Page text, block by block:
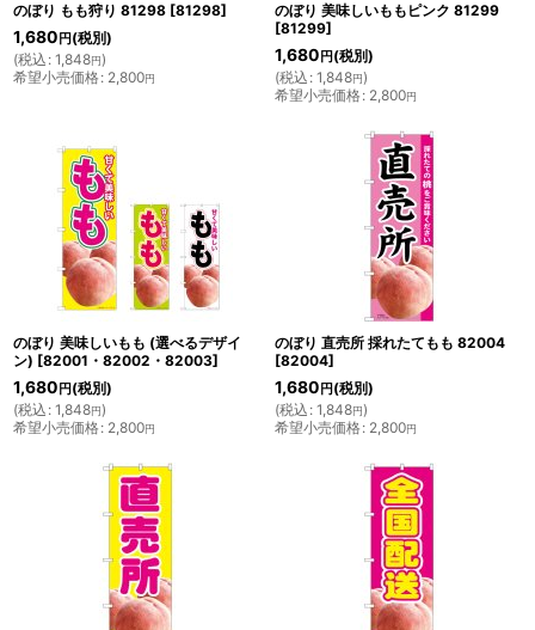
のぼり もも狩り 81298 [81298]
1,680 円 (税別)
(税込 : 1,848円)
希望小売価格: 2,800円
のぼり 美味しいももピンク 81299
[81299]
1,680 円 (税別)
(税込 : 1,848円)
希望小売価格: 2,800円
のぼり 美味しいもも (選べるデザイ
ン) [82001・82002・82003]
1,680 円 (税別)
(税込 : 1,848円)
希望小売価格: 2,800円
のぼり 直売所 採れたてもも 82004
[82004]
1,680 円 (税別)
(税込 : 1,848円)
希望小売価格: 2,800円